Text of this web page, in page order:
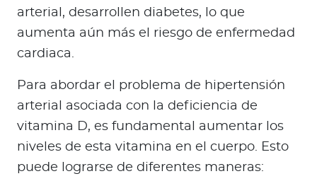
arterial, desarrollen diabetes, lo que
aumenta aún más el riesgo de enfermedad
cardiaca.
Para abordar el problema de hipertensión
arterial asociada con la deficiencia de
vitamina D, es fundamental aumentar los
niveles de esta vitamina en el cuerpo. Esto
puede lograrse de diferentes maneras: